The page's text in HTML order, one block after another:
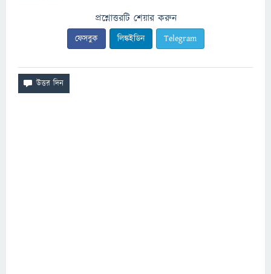
প্রশ্নোত্তরটি শেয়ার করুন
ফেসবুক লিঙ্কইডিন Telegram